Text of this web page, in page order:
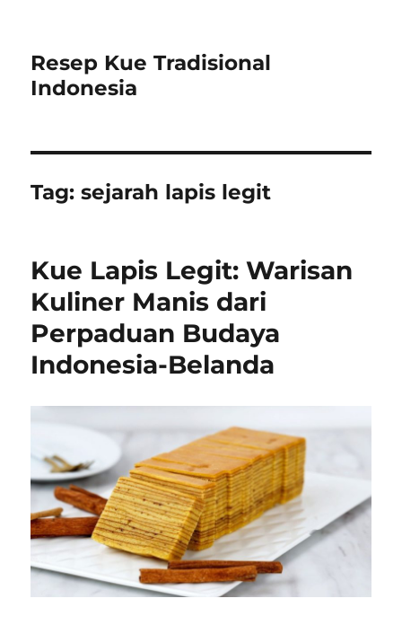
Resep Kue Tradisional
Indonesia
Tag:sejarah lapis legit
Kue Lapis Legit: Warisan
Kuliner Manis dari
Perpaduan Budaya
Indonesia-Belanda